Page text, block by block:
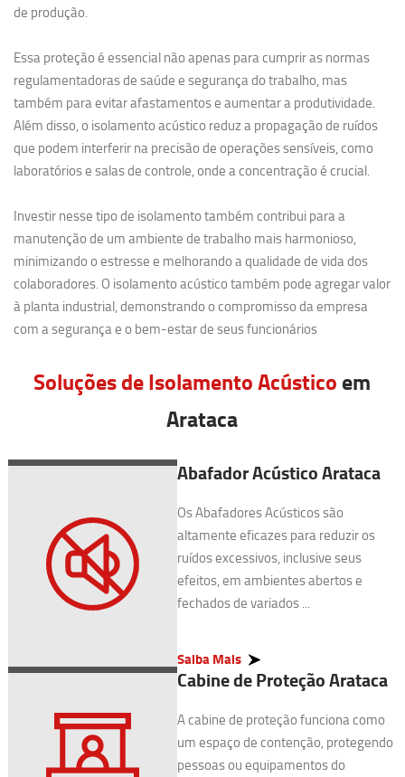
de produção.
Essa proteção é essencial não apenas para cumprir as normas
regulamentadoras de saúde e segurança do trabalho, mas
também para evitar afastamentos e aumentar a produtividade.
Além disso, o isolamento acústico reduz a propagação de ruídos
que podem interferir na precisão de operações sensíveis, como
laboratórios e salas de controle, onde a concentração é crucial.
Investir nesse tipo de isolamento também contribui para a
manutenção de um ambiente de trabalho mais harmonioso,
minimizando o estresse e melhorando a qualidade de vida dos
colaboradores. O isolamento acústico também pode agregar valor
à planta industrial, demonstrando o compromisso da empresa
com a segurança e o bem-estar de seus funcionários
Soluções de Isolamento Acústico em
Arataca
Abafador Acústico Arataca
Os Abafadores Acústicos são
altamente eficazes para reduzir os
ruídos excessivos, inclusive seus
efeitos, em ambientes abertos e
fechados de variados ...
Saiba Mais
Cabine de Proteção Arataca
A cabine de proteção funciona como
um espaço de contenção, protegendo
pessoas ou equipamentos do